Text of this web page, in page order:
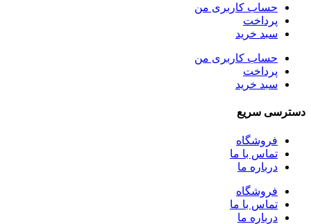
حساب کاربری من
پرداخت
سبد خرید
حساب کاربری من
پرداخت
سبد خرید
دسترسی سریع
فروشگاه
تماس با ما
درباره ما
فروشگاه
تماس با ما
درباره ما